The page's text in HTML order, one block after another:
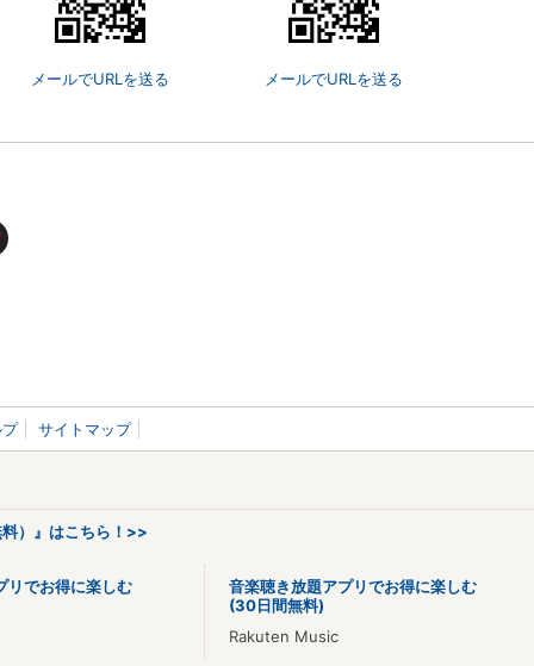
メールでURLを送る
メールでURLを送る
サイトマップ
）』はこちら！>>
リでお得に楽しむ
音楽聴き放題アプリでお得に楽しむ
(30日間無料)
Rakuten Music